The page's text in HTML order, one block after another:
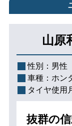
山原
性別： 男性
車種： ホン
タイヤ使用
抜群の